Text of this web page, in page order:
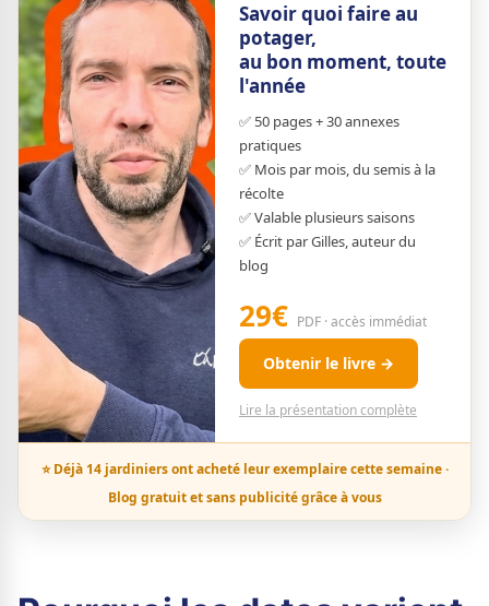
Savoir quoi faire au
potager,
au bon moment, toute
l'année
✅ 50 pages + 30 annexes
pratiques
✅ Mois par mois, du semis à la
récolte
✅ Valable plusieurs saisons
✅ Écrit par Gilles, auteur du
blog
29€ PDF · accès immédiat
Obtenir le livre →
Lire la présentation complète
⭐ Déjà 14 jardiniers ont acheté leur exemplaire cette semaine ·
Blog gratuit et sans publicité grâce à vous